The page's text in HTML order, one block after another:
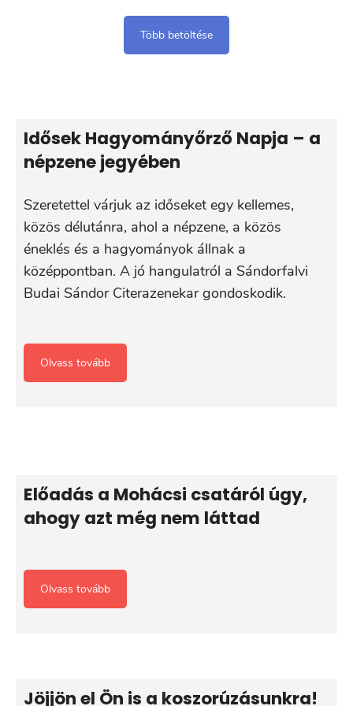
Több betöltése
Idősek Hagyományőrző Napja – a
népzene jegyében
Szeretettel várjuk az időseket egy kellemes,
közös délutánra, ahol a népzene, a közös
éneklés és a hagyományok állnak a
középpontban. A jó hangulatról a Sándorfalvi
Budai Sándor Citerazenekar gondoskodik.
Olvass tovább
Előadás a Mohácsi csatáról úgy,
ahogy azt még nem láttad
Olvass tovább
Jöjjön el Ön is a koszorúzásunkra!